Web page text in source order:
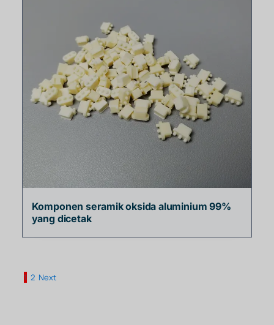
Komponen seramik oksida aluminium 99%
yang dicetak
1 2 Next